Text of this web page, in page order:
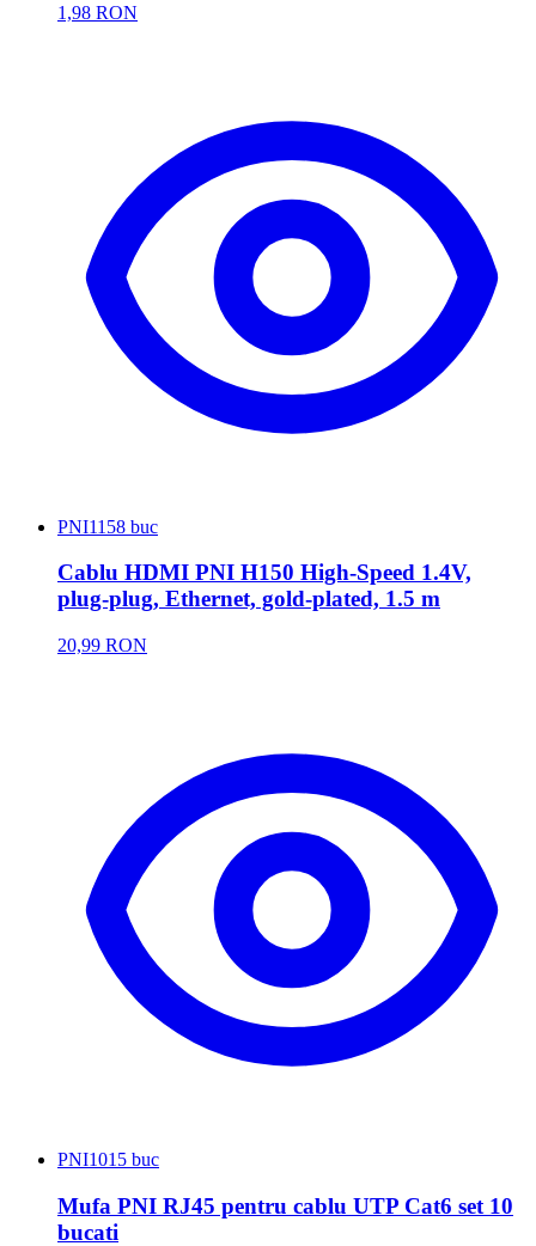
1,98 RON
PNI1158 buc
Cablu HDMI PNI H150 High-Speed 1.4V,
plug-plug, Ethernet, gold-plated, 1.5 m
20,99 RON
PNI1015 buc
Mufa PNI RJ45 pentru cablu UTP Cat6 set 10
bucati